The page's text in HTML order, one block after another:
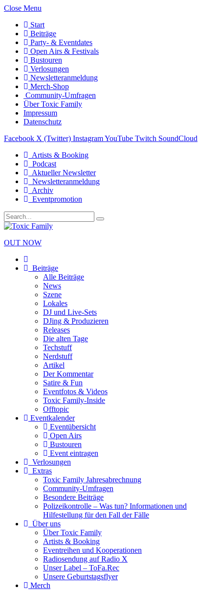
Close Menu
Start
Beiträge
Party- & Eventdates
Open Airs & Festivals
Bustouren
Verlosungen
Newsletteranmeldung
Merch-Shop
Community-Umfragen
Über Toxic Family
Impressum
Datenschutz
Facebook X (Twitter) InstagramYouTube Twitch SoundCloud
Artists & Booking
Podcast
Aktueller Newsletter
Newsletteranmeldung
Archiv
Eventpromotion
OUT NOW
Beiträge
Alle Beiträge
News
Szene
Lokales
DJ und Live-Sets
DJing & Produzieren
Releases
Die alten Tage
Techstuff
Nerdstuff
Artikel
Der Kommentar
Satire & Fun
Eventfotos & Videos
Toxic Family-Inside
Offtopic
Eventkalender
Eventübersicht
Open Airs
Bustouren
Event eintragen
Verlosungen
Extras
Toxic Family Jahresabrechnung
Community-Umfragen
Besondere Beiträge
Polizeikontrolle – Was tun? Informationen und
Hilfestellung für den Fall der Fälle
Über uns
Über Toxic Family
Artists & Booking
Eventreihen und Kooperationen
Radiosendung auf Radio X
Unser Label – ToFa.Rec
Unsere Geburtstagsflyer
Merch